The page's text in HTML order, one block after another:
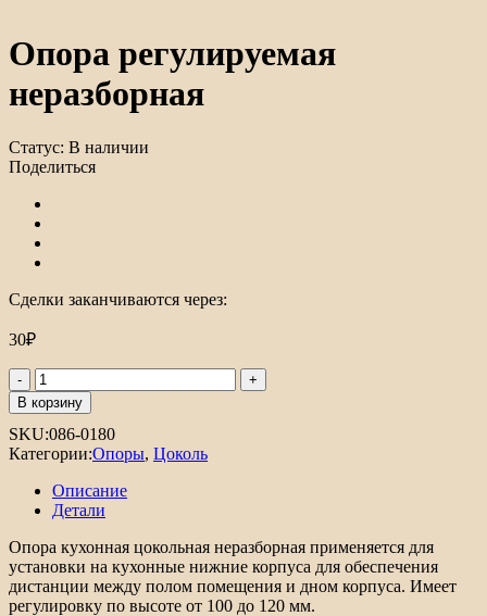
Опора регулируемая
неразборная
Статус: В наличии
Поделиться
Сделки заканчиваются через:
30₽
Количество
товара
Опора
регулируемая
неразборная
В корзину
SKU:086-0180
Категории:Опоры, Цоколь
Описание
Детали
Опора кухонная цокольная неразборная применяется для
установки на кухонные нижние корпуса для обеспечения
дистанции между полом помещения и дном корпуса. Имеет
регулировку по высоте от 100 до 120 мм.